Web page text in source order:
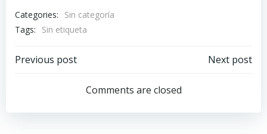
Categories:
Sin categoría
Tags:
Sin etiqueta
Previous post Next post
Comments are closed